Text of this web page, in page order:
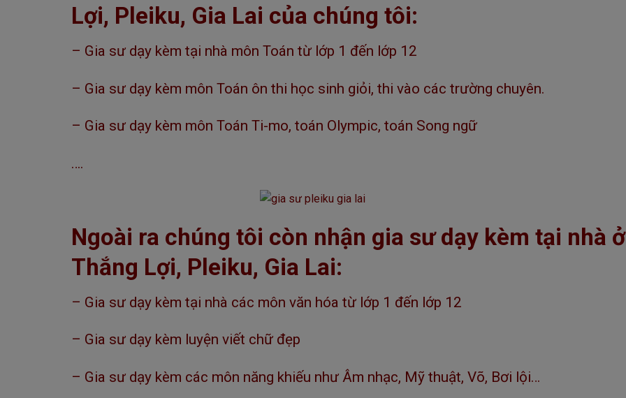
Lợi, Pleiku, Gia Lai của chúng tôi:
– Gia sư dạy kèm tại nhà môn Toán từ lớp 1 đến lớp 12
– Gia sư dạy kèm môn Toán ôn thi học sinh giỏi, thi vào các trường chuyên.
– Gia sư dạy kèm môn Toán Ti-mo, toán Olympic, toán Song ngữ
….
Ngoài ra chúng tôi còn nhận gia sư dạy kèm tại nhà ở
Thắng Lợi, Pleiku, Gia Lai:
– Gia sư dạy kèm tại nhà các môn văn hóa từ lớp 1 đến lớp 12
– Gia sư dạy kèm luyện viết chữ đẹp
– Gia sư dạy kèm các môn năng khiếu như Âm nhạc, Mỹ thuật, Võ, Bơi lội…